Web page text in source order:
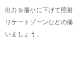
出力を最小に下げて照
リケートゾーンなどの
いましょう。